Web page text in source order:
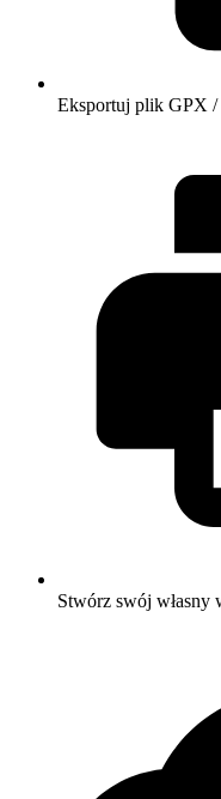
Eksportuj plik GPX
Stwórz swój własny